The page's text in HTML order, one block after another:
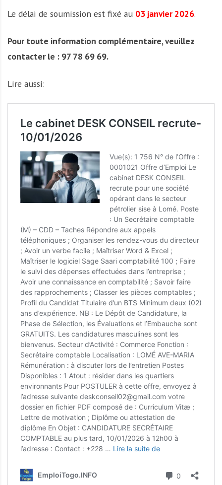
Le délai de soumission est fixé au 03 janvier 2026.
Pour toute information complémentaire, veuillez
contacter le : 97 78 69 69.
Lire aussi: